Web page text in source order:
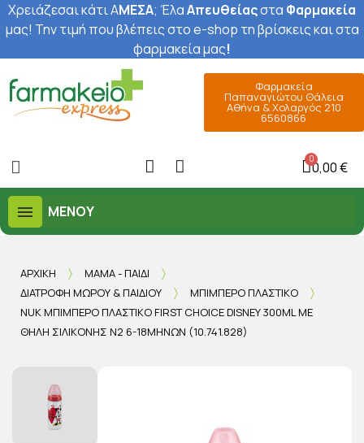
Χρειάζεσαι κάτι ΑΜΕΣΑ; ΈλαΑπευθείαςστα Φαρμακεία
μας! Την τιμή που βλέπεις στο e-shop τη βρίσκεις και στα
φαρμακεία μας!
Φαρμακεία
Παπαναγιώτου Θάλεια
Αθήνα & Χολαργός 210
6560866
0,00 €
ΜΕΝΟΎ
ΑΡΧΙΚΉ
ΜΑΜΆ - ΠΑΙΔΊ
ΔΙΑΤΡΟΦΉ ΜΩΡΟΎ & ΠΑΙΔΙΟΎ
ΜΠΙΜΠΕΡΌ ΠΛΑΣΤΙΚΌ
NUK ΜΠΙΜΠΕΡΌ ΠΛΑΣΤΙΚΌ FIRST CHOICE DISNEY 300ML ΜΕ
ΘΗΛΉ ΣΙΛΙΚΌΝΗΣ Ν2 6-18ΜΗΝΏΝ (10.741.828)